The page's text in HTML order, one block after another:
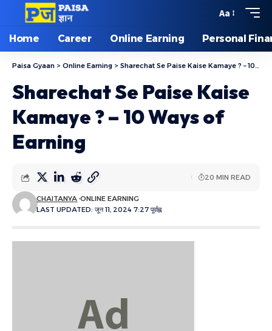
Aa
Home Career Online Earning Personal
Paisa Gyaan > Online Earning > Sharechat Se Paise Kaise Kamaye ? – 10 Ways of Earning
Sharechat Se Paise Kaise
Kamaye ? – 10 Ways of
Earning
LAST UPDATED: जून 11, 2024 7:27 पूर्वाह्न
CHAITANYA ONLINE EARNING
20 MIN READ